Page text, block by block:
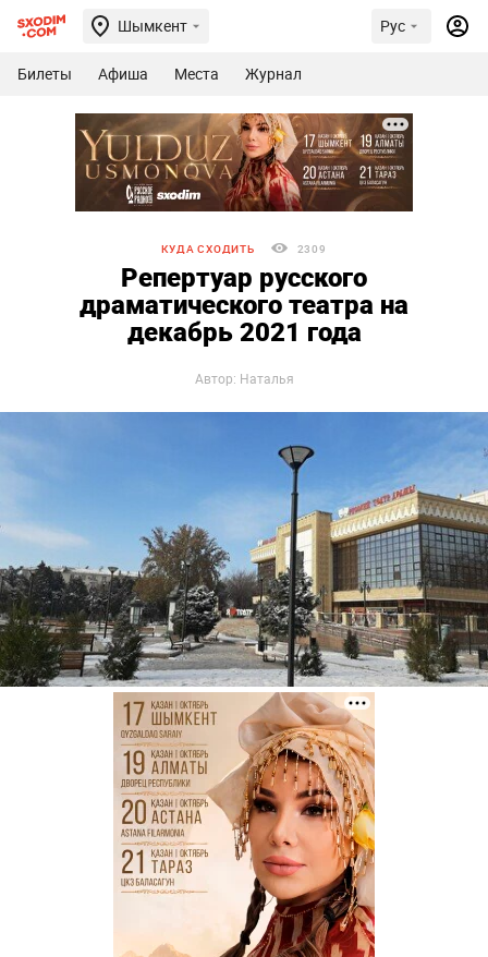
Шымкент Рус
Билеты Афиша Места Журнал
КУДА СХОДИТЬ 2309
Репертуар русского
драматического театра на
декабрь 2021 года
Автор: Наталья